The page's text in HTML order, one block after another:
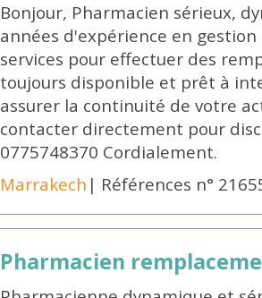
Bonjour, Pharmacien sérieux,
années d'expérience en
services pour effectuer des
toujours disponible et prêt à
assurer la continuité de votre
contacter directement pour
0775748370 Cordialement.
Marrakech | Références n°
Pharmacien